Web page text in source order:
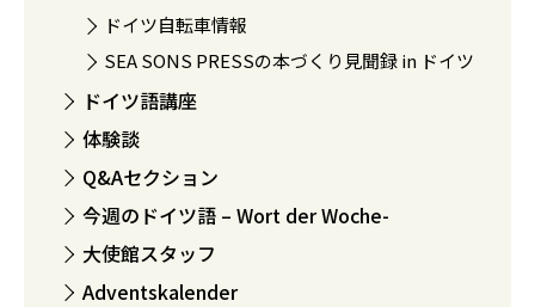
ドイツ自転車情報
SEA SONS PRESSの本づくり見聞録 in ドイツ
ドイツ語講座
体験談
Q&Aセクション
今週のドイツ語 – Wort der Woche-
大使館スタッフ
Adventskalender